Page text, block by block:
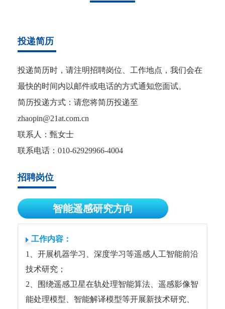
投递简历
投递简历时，请注明招聘岗位、工作地点，我们会在
最快的时间内以邮件或电话的方式通知您面试。
简历投递方式：请您将简历投递至
zhaopin@21at.com.cn
联系人：甄女士
联系电话：010-62929966-4004
招聘岗位
智能遥感研究方向
工作内容：
1、开展机器学习、深度学习等遥感人工智能前沿
技术研究；
2、围绕遥感卫星在轨处理智能算法、遥感影像智
能处理模型、智能解译模型等开展新技术研究、